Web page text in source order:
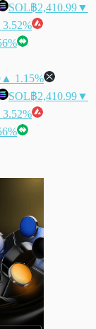
SOL฿2,410.99▼
▲ 1.15%
SOL฿2,410.99▼